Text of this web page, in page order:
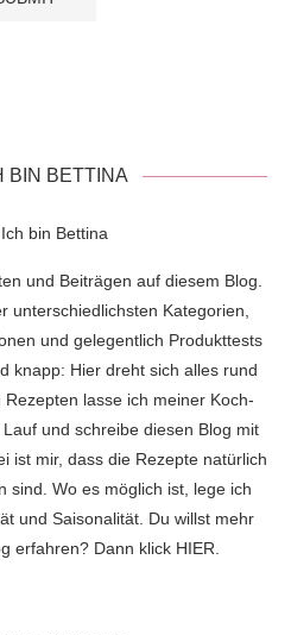
BIN BETTINA
und Beiträgen auf diesem Blog.
unterschiedlichsten Kategorien,
und gelegentlich Produkttests
knapp: Hier dreht sich alles rund
lasse ich meiner Koch-
und schreibe diesen Blog mit
ist mir, dass die Rezepte natürlich
sind. Wo es möglich ist, lege ich
und Saisonalität. Du willst mehr
erfahren? Dann klick HIER